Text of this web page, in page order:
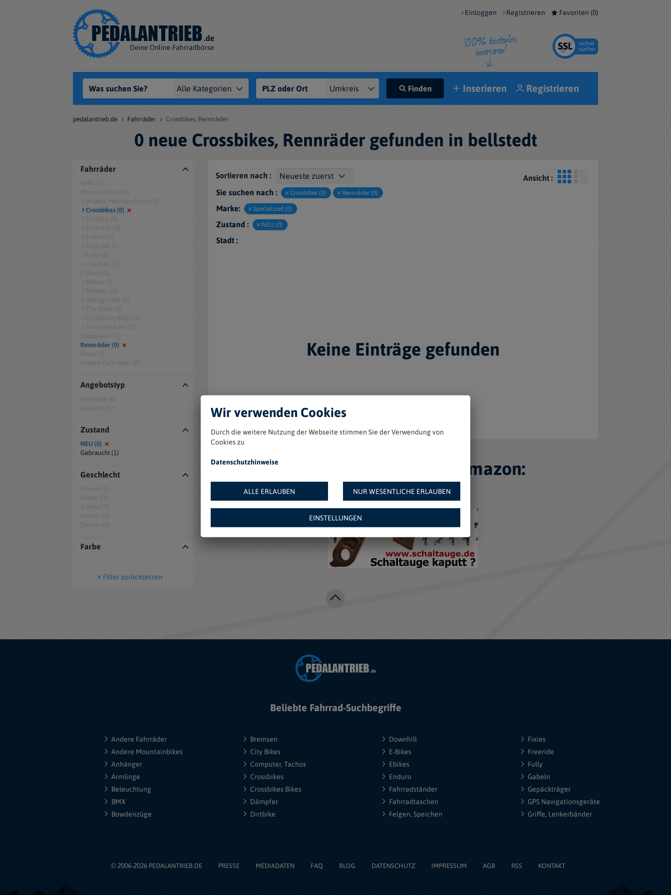
Einloggen Registrieren Favoriten (0)
Finden Inserieren Registrieren
pedalantrieb.de Fahrräder Crossbikes, Rennräder
0 neue Crossbikes, Rennräder gefunden in bellstedt
Fahrräder
Crossbikes (0)
Rennräder (0)
Angebotstyp
Zustand
NEU (0)
Gebraucht (1)
Geschlecht
Farbe
Filter zurücksetzen
Sortieren nach :
Ansicht :
Sie suchen nach :
Crossbikes (0) Rennräder (0)
Marke: Specialized (0)
Zustand : NEU (0)
Stadt :
Keine Einträge gefunden
Weitere Angebote auf Amazon:
Beliebte Fahrrad-Suchbegriffe
Andere Fahrräder
Andere Mountainbikes
Anhänger
Armlinge
Beleuchtung
BMX
Bowdenzüge
Bremsen
City Bikes
Computer, Tachos
Crossbikes
Crossbikes Bikes
Dämpfer
Dirtbike
Downhill
E-Bikes
Ebikes
Enduro
Fahrradständer
Fahrradtaschen
Felgen, Speichen
Fixies
Freeride
Fully
Gabeln
Gepäckträger
GPS Navigationsgeräte
Griffe, Lenkerbänder
© 2006-2026 PEDALANTRIEB.DE PRESSE MEDIADATEN FAQ BLOG DATENSCHUTZ IMPRESSUM AGB RSS KONTAKT
Wir verwenden Cookies
Durch die weitere Nutzung der Webseite stimmen Sie der Verwendung von
Cookies zu
Datenschutzhinweise
ALLE ERLAUBEN NUR WESENTLICHE ERLAUBEN
EINSTELLUNGEN